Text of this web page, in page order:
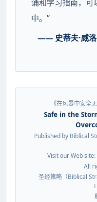
诵和学习指南，可
中。”
—— 史蒂夫·威
《在风暴中安全
Safe in the
Published by Biblical
Visit our Web
All
圣经策略（Biblical